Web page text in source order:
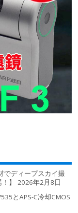
でディープスカイ撮
】
2026年2月8日
とAPS-C冷却CMOS